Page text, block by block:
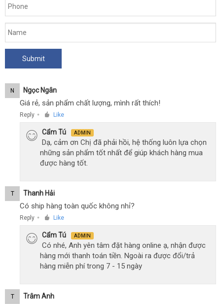
N Ngọc Ngân
Giá rẻ, sản phẩm chất lượng, mình rất thích!
Reply ● Like
Cẩm Tú ADMIN
Dạ, cảm ơn Chị đã phải hồi, hệ thống luôn lựa chọn
những sản phẩm tốt nhất để giúp khách hàng mua
được hàng tốt.
T Thanh Hải
Có ship hàng toàn quốc không nhỉ?
Reply ● Like
Cẩm Tú ADMIN
Có nhé, Anh yên tâm đặt hàng online ạ, nhận được
hàng mới thanh toán tiền. Ngoài ra được đổi/trả
hàng miễn phí trong 7 - 15 ngày
T Trâm Anh